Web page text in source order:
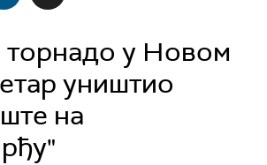
торнадо у Новом
уништио
на